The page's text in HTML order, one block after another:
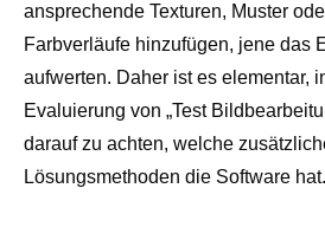
ansprechende Texturen, Muster
Farbverläufe hinzufügen, jene das
aufwerten. Daher ist es elementar,
Evaluierung von „Test
darauf zu achten, welche
Lösungsmethoden die Software hat.